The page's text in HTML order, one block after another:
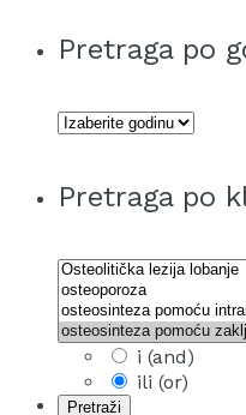
Pretraga po
Pretraga po
i (and)
ili (or)